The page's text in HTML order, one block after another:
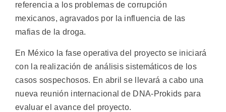
referencia a los problemas de corrupción
mexicanos, agravados por la influencia de las
mafias de la droga.
En México la fase operativa del proyecto se iniciará
con la realización de análisis sistemáticos de los
casos sospechosos. En abril se llevará a cabo una
nueva reunión internacional de DNA-Prokids para
evaluar el avance del proyecto.